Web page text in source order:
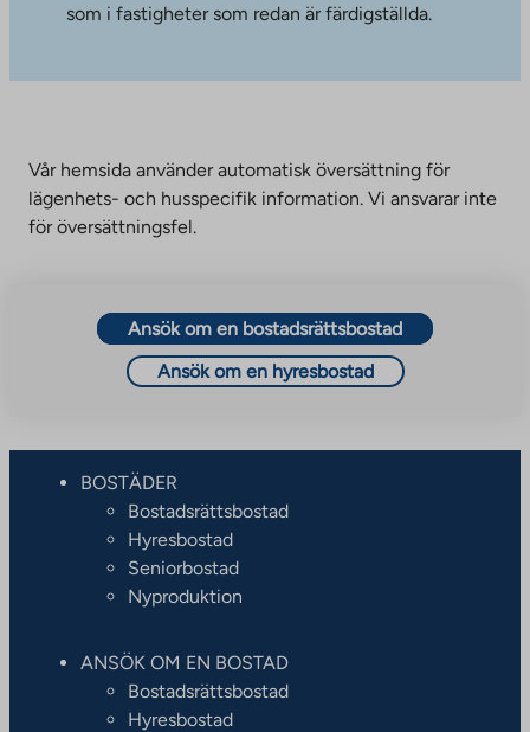
som i fastigheter som redan är färdigställda.
Vår hemsida använder automatisk översättning för
lägenhets- och husspecifik information. Vi ansvarar inte
för översättningsfel.
Ansök om en bostadsrättsbostad
Ansök om en hyresbostad
BOSTÄDER
Bostadsrättsbostad
Hyresbostad
Seniorbostad
Nyproduktion
ANSÖK OM EN BOSTAD
Bostadsrättsbostad
Hyresbostad